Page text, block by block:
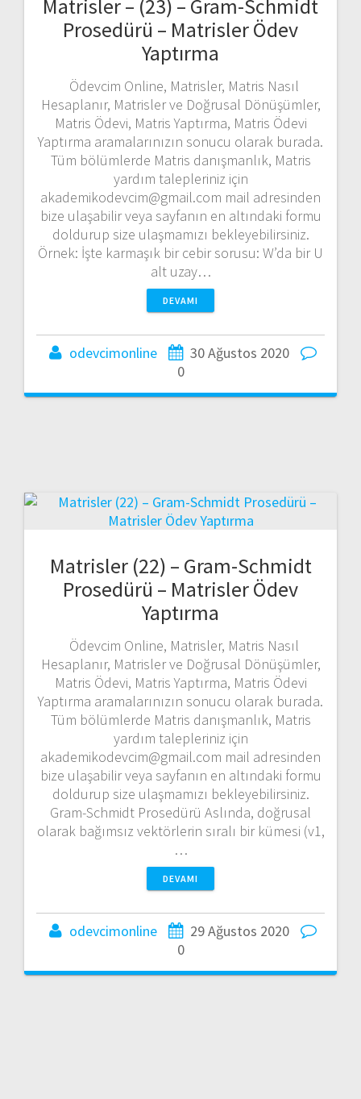
Matrisler – (23) – Gram-Schmidt
Prosedürü – Matrisler Ödev
Yaptırma
Ödevcim Online, Matrisler, Matris Nasıl
Hesaplanır, Matrisler ve Doğrusal Dönüşümler,
Matris Ödevi, Matris Yaptırma, Matris Ödevi
Yaptırma aramalarınızın sonucu olarak burada.
Tüm bölümlerde Matris danışmanlık, Matris
yardım talepleriniz için
akademikodevcim@gmail.com mail adresinden
bize ulaşabilir veya sayfanın en altındaki formu
doldurup size ulaşmamızı bekleyebilirsiniz.
Örnek: İşte karmaşık bir cebir sorusu: W’da bir U
alt uzay…
DEVAMI
odevcimonline
30 Ağustos 2020
0
Matrisler (22) – Gram-Schmidt
Prosedürü – Matrisler Ödev
Yaptırma
Ödevcim Online, Matrisler, Matris Nasıl
Hesaplanır, Matrisler ve Doğrusal Dönüşümler,
Matris Ödevi, Matris Yaptırma, Matris Ödevi
Yaptırma aramalarınızın sonucu olarak burada.
Tüm bölümlerde Matris danışmanlık, Matris
yardım talepleriniz için
akademikodevcim@gmail.com mail adresinden
bize ulaşabilir veya sayfanın en altındaki formu
doldurup size ulaşmamızı bekleyebilirsiniz.
Gram-Schmidt Prosedürü Aslında, doğrusal
olarak bağımsız vektörlerin sıralı bir kümesi (v1,
…
DEVAMI
odevcimonline
29 Ağustos 2020
0